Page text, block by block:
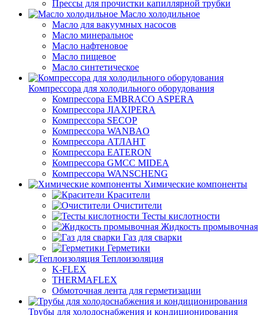
Прессы для прочистки капиллярной трубки
Масло холодильное
Масло для вакуумных насосов
Масло минеральное
Масло нафтеновое
Масло пищевое
Масло синтетическое
Компрессора для холодильного оборудования
Компрессора EMBRACO ASPERA
Компрессора JIAXIPERA
Компрессора SECOP
Компрессора WANBAO
Компрессора АТЛАНТ
Компрессора EATERON
Компрессора GMCC MIDEA
Компрессора WANSCHENG
Химические компоненты
Красители
Очистители
Тесты кислотности
Жидкость промывочная
Газ для сварки
Герметики
Теплоизоляция
K-FLEX
THERMAFLEX
Обмоточная лента для герметизации
Трубы для холодоснабжения и кондиционирования